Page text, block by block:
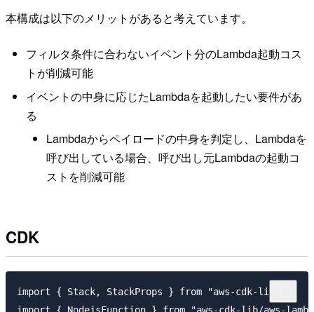
本構成は以下のメリットがあると考えています。
フィルタ条件に合わないイベント分のLambda起動コス
トが削減可能
イベントの中身に応じたLambdaを起動したい要件があ
る
Lambdaからペイロードの中身を判定し、Lambdaを
呼び出している場合、呼び出し元Lambdaの起動コ
ストを削減可能
CDK
import { Stack, StackProps } from "aws-cdk-lib";